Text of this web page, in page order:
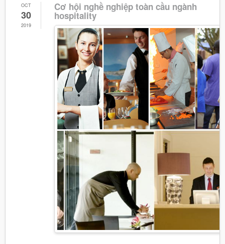
OCT
30
2019
Cơ hội nghề nghiệp toàn cầu ngành
hospitality